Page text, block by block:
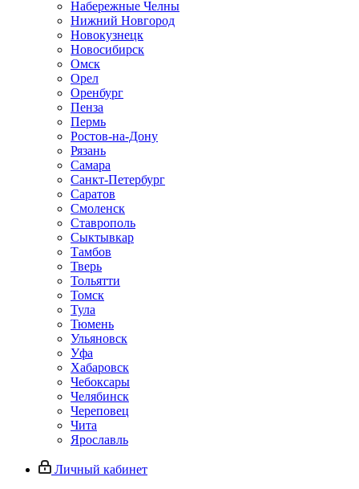
Набережные Челны
Нижний Новгород
Новокузнецк
Новосибирск
Омск
Орел
Оренбург
Пенза
Пермь
Ростов-на-Дону
Рязань
Самара
Санкт-Петербург
Саратов
Смоленск
Ставрополь
Сыктывкар
Тамбов
Тверь
Тольятти
Томск
Тула
Тюмень
Ульяновск
Уфа
Хабаровск
Чебоксары
Челябинск
Череповец
Чита
Ярославль
Личный кабинет